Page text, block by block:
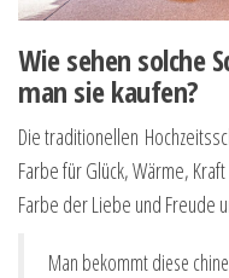
Wie sehen solche
man sie kaufen?
Die traditionellen
Farbe für Glück, Wärme,
Farbe der Liebe und Freude
Man bekommt diese